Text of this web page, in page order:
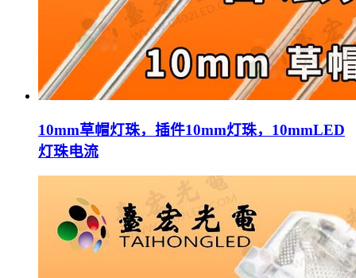
10mm草帽灯珠，插件10mm灯珠，10mmLED
灯珠电流